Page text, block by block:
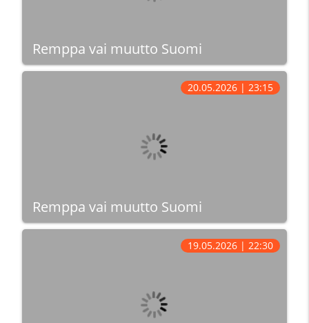
Remppa vai muutto Suomi
Remppa vai muutto Suomi
20.05.2026 | 23:15
19.05.2026 | 22:30